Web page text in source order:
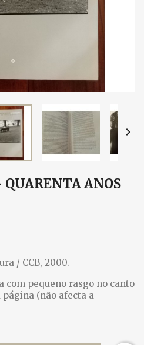

QUARENTA ANOS
/ CCB, 2000.
com pequeno rasgo no canto
(não afecta a